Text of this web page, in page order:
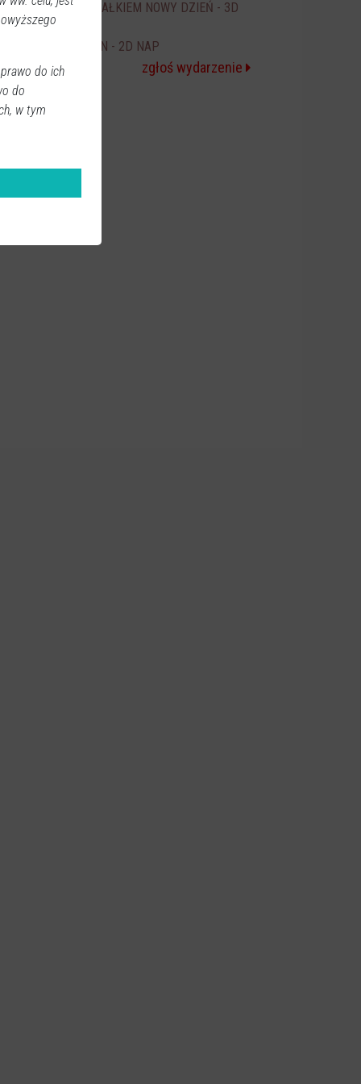
20:00 SPIDER-MAN CAŁKIEM NOWY DZIEŃ - 3D
ICE CREAM MAN - 2D NAP
zgłoś wydarzenie
do ich
do
w tym